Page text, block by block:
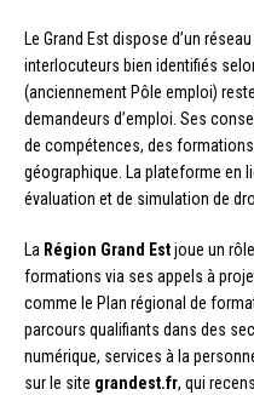
Le Grand Est dispose d’un
interlocuteurs bien identifiés
(anciennement Pôle emploi)
demandeurs d’emploi. Ses
de compétences, des
géographique. La plateforme en
évaluation et de simulation de
La Région Grand Estjoue un
formations via ses appels à
comme le Plan régional de
parcours qualifiants dans des
numérique, services à la
sur le site grandest.fr, qui